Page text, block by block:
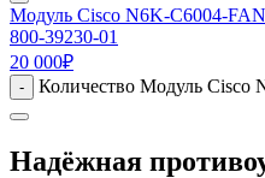
Модуль Cisco N6K-C6004-
800-39230-01
20 000₽
- Количество Модуль Cisco
Надёжная